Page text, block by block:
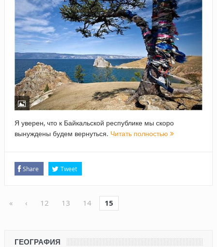
Я уверен, что к Байкальской республике мы скоро
вынуждены будем вернуться. Читать полностью
Share Tweet
« ‹ 12 13 14 15
ГЕОГРАФИЯ